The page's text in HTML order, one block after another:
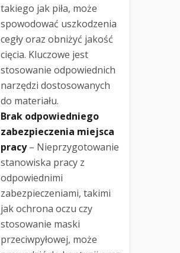
takiego jak piła, może
spowodować uszkodzenia
cegły oraz obniżyć jakość
cięcia. Kluczowe jest
stosowanie odpowiednich
narzędzi dostosowanych
do materiału.
Brak odpowiedniego
zabezpieczenia miejsca
pracy– Nieprzygotowanie
stanowiska pracy z
odpowiednimi
zabezpieczeniami, takimi
jak ochrona oczu czy
stosowanie maski
przeciwpyłowej, może